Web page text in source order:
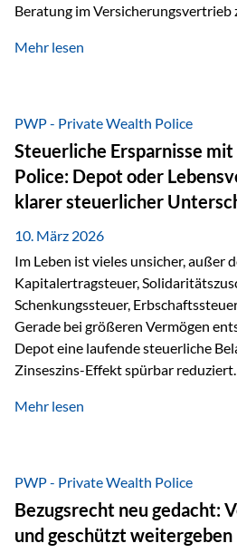
Beratung im Versicherungsvertrieb
Personen transparent zu
Stunden pro Jahr für vertrieblich
Versicherungsbranche. Über die
von „gut beraten“ können
zentral erfasst und dokumentiert
zertifiziert Als zertifizierter
Webinare nun für die…
Mehr lesen
PWP - Private Wealth Police
Steuerliche Ersparnisse
Police: Depot oder
klarer steuerlicher
10. März 2026
Im Leben ist vieles unsicher, außer
Kapitalertragsteuer,
Schenkungssteuer,
Gerade bei größeren Vermögen
Depot eine laufende steuerliche
Zinseszins-Effekt spürbar
nicht laufend Kapital entziehen –
Privatdepot fallen an:
(Vorabpauschale, Teilfreistellung)
der Vermögensverwaltungs-
Depotbankgebühren Jährliches
Mehr lesen
PWP - Private Wealth Police
Bezugsrecht neu gedacht:
und geschützt weitergeben